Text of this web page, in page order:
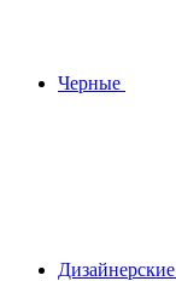
Черные
Дизайнерские